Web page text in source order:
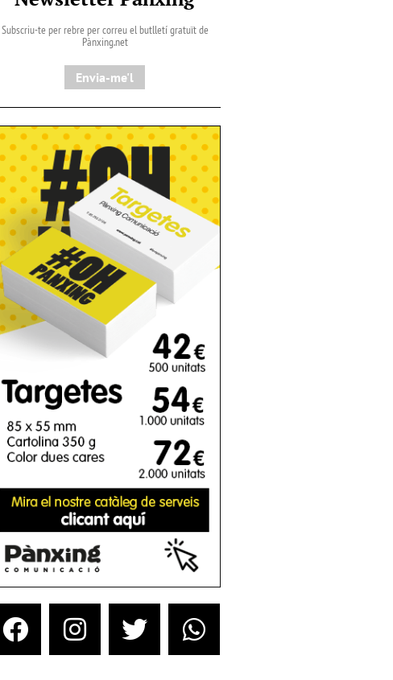
Subscriu-te per rebre per correu el butlletí gratuït de
Pànxing.net​
Envia-me'l